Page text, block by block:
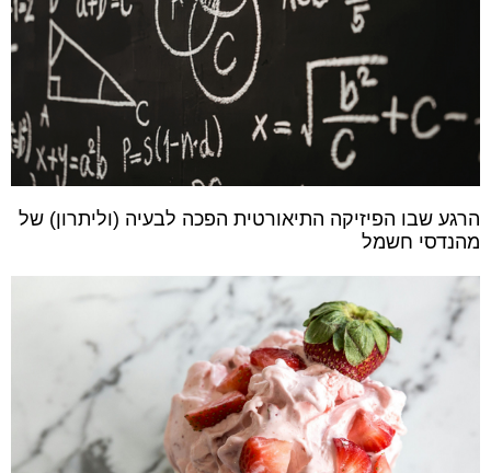
הרגע שבו הפיזיקה התיאורטית הפכה לבעיה (וליתרון) של
מהנדסי חשמל